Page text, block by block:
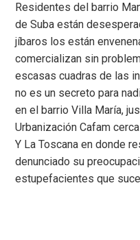
Residentes del barrio
de Suba están
jíbaros los están
comercializan sin
escasas cuadras de las
no es un secreto para
en el barrio Villa María,
Urbanización Cafam
Y La Toscana en donde
denunciado su
estupefacientes que